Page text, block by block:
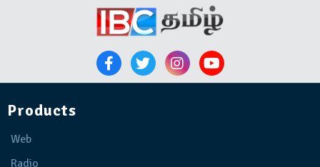
Products
Web
Radio